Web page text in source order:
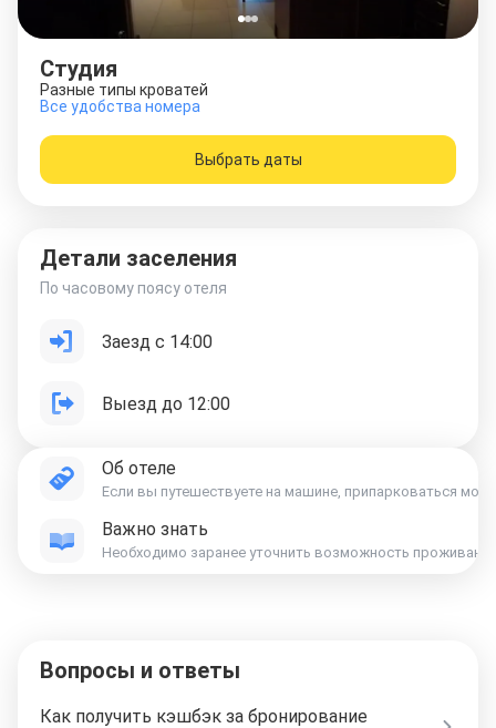
Студия
Разные типы кроватей
Все удобства номера
Выбрать даты
Детали заселения
По часовому поясу отеля
Заезд с 14:00
Выезд до 12:00
Об отеле
Если вы путешествуете на машине, припарковаться
Важно знать
Вопросы и ответы
Как получить кэшбэк за бронирование